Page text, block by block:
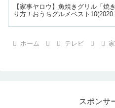
【家事ヤロウ】魚焼きグリル「焼
り方！おうちグルメベスト
ホーム テレビ
スポンサ